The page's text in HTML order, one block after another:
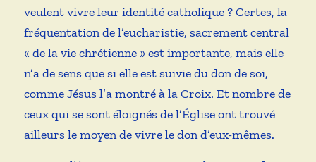
veulent vivre leur identité catholique ? Certes, la
fréquentation de l’eucharistie, sacrement central
« de la vie chrétienne » est importante, mais elle
n’a de sens que si elle est suivie du don de soi,
comme Jésus l’a montré à la Croix. Et nombre de
ceux qui se sont éloignés de l’Église ont trouvé
ailleurs le moyen de vivre le don d’eux-mêmes.